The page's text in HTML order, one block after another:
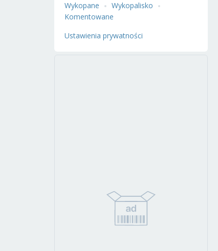
Wykopane
Wykopalisko
Komentowane
Ustawienia prywatności